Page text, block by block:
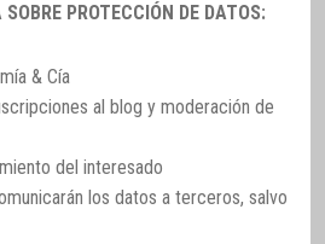
PROTECCIÓN DE DATOS:
& Cía
al blog y moderación de
del interesado
los datos a terceros, salvo